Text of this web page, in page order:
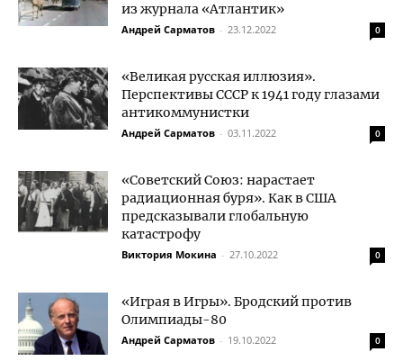
из журнала «Атлантик»
Андрей Сарматов - 23.12.2022 0
«Великая русская иллюзия».
Перспективы СССР к 1941 году глазами
антикоммунистки
Андрей Сарматов - 03.11.2022 0
«Советский Союз: нарастает
радиационная буря». Как в США
предсказывали глобальную
катастрофу
Виктория Мокина - 27.10.2022 0
«Играя в Игры». Бродский против
Олимпиады-80
Андрей Сарматов - 19.10.2022 0